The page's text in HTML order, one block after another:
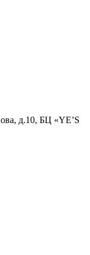
д.10, БЦ «YE’S